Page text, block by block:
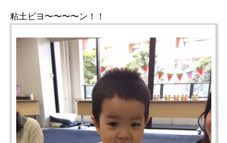
粘土ビヨ〜〜〜〜ン！！